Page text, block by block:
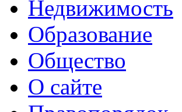
Недвижимость
Образование
Общество
О сайте